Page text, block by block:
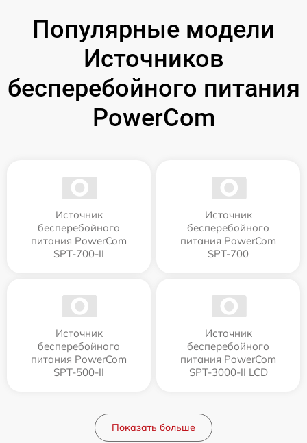
Популярные модели
Источников
бесперебойного питания
PowerCom
Источник
бесперебойного
питания PowerCom
SPT-700-II
Источник
бесперебойного
питания PowerCom
SPT-700
Источник
бесперебойного
питания PowerCom
SPT-500-II
Источник
бесперебойного
питания PowerCom
SPT-3000-II LCD
Показать больше